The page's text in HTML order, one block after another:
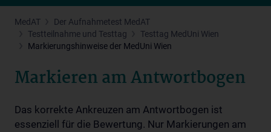
MedAT
Der Aufnahmetest MedAT
Testteilnahme und Testtag
Testtag MedUni Wien
Markierungshinweise der MedUni Wien
Markieren am Antwortbogen
Das korrekte Ankreuzen am Antwortbogen ist
essenziell für die Bewertung. Nur Markierungen am